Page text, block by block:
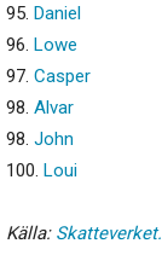
95. Daniel
96. Lowe
97. Casper
98. Alvar
98. John
100. Loui
Källa: